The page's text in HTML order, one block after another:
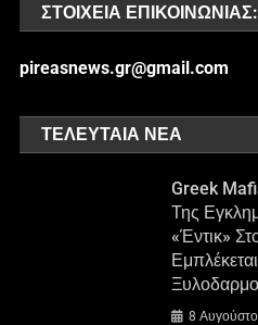
ΣΤΟΙΧΕΊΑ ΕΠΙΚΟΙΝΩΝΊΑΣ:
pireasnews.gr@gmail.com
ΤΕΛΕΥΤΑΊΑ ΝΈΑ
Greek
Της
«Έντικ»
8